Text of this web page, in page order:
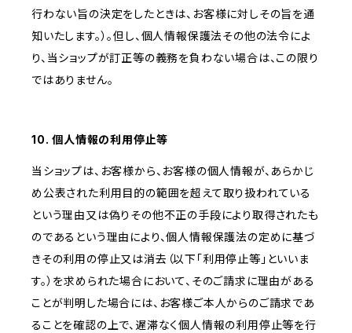
行わない旨の決定をしたときは、お客様に対しその旨を通
知いたします。）。但し、個人情報保護法その他の法令によ
り、当ショップが訂正等の義務を負わない場合は、この限り
ではありません。
10. 個人情報の利用停止等
当ショップは、お客様から、お客様の個人情報が、あらかじ
め公表された利用目的の範囲を超えて取り扱われている
という理由又は偽りその他不正の手段により取得されたも
のであるという理由により、個人情報保護法の定めに基づ
きその利用の停止又は消去（以下「利用停止等」といいま
す。）を求められた場合において、そのご請求に理由がある
ことが判明した場合には、お客様ご本人からのご請求であ
ることを確認の上で、遅滞なく個人情報の利用停止等を行